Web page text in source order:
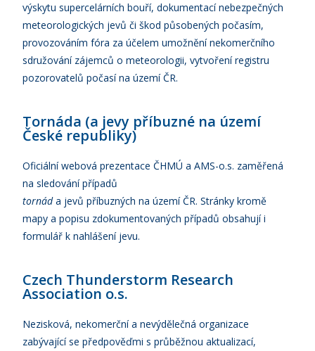
výskytu supercelárních bouří, dokumentací nebezpečných
meteorologických jevů či škod působených počasím,
provozováním fóra za účelem umožnění nekomerčního
sdružování zájemců o meteorologii, vytvoření registru
pozorovatelů počasí na území ČR.
Tornáda (a jevy příbuzné na území
České republiky)
Oficiální webová prezentace ČHMÚ a AMS-o.s. zaměřená
na sledování případů
tornáda jevů příbuzných na území ČR. Stránky kromě
mapy a popisu zdokumentovaných případů obsahují i
formulář k nahlášení jevu.
Czech Thunderstorm Research
Association o.s.
Nezisková, nekomerční a nevýdělečná organizace
zabývající se předpověďmi s průběžnou aktualizací,